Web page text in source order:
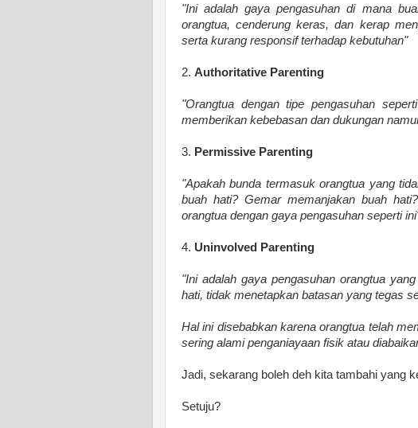
"Ini adalah gaya pengasuhan di mana
orangtua, cenderung keras, dan kerap
serta kurang responsif terhadap kebutuhan"
2. Authoritative Parenting
"Orangtua dengan tipe pengasuhan
memberikan kebebasan dan dukungan
3. Permissive Parenting
"Apakah bunda termasuk orangtua yang
buah hati? Gemar memanjakan buah
orangtua dengan gaya pengasuhan seperti
4. Uninvolved Parenting
"Ini adalah gaya pengasuhan orangtua
hati, tidak menetapkan batasan yang tegas
Hal ini disebabkan karena orangtua telah
sering alami penganiayaan fisik atau
Jadi, sekarang boleh deh kita tambahi yang
Setuju?